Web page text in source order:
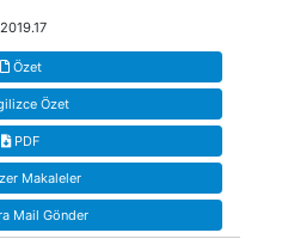
Özet
Özet
PDF
Makaleler
Mail Gönder